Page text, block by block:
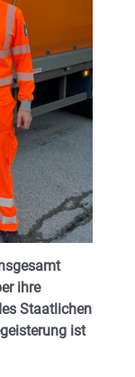
ihre
Staatlichen
ist